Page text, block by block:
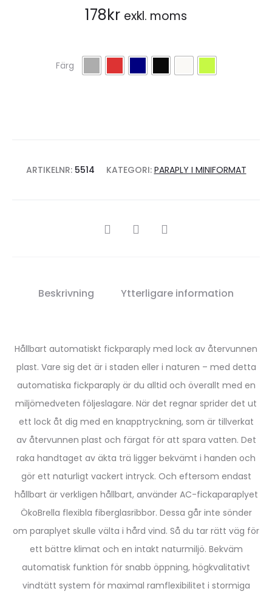
178kr exkl. moms
Färg
ARTIKELNR: 5514 KATEGORI: PARAPLY I MINIFORMAT
SHARE
Beskrivning Ytterligare information
Hållbart automatiskt fickparaply med lock av återvunnen
plast. Vare sig det är i staden eller i naturen – med detta
automatiska fickparaply är du alltid och överallt med en
miljömedveten följeslagare. När det regnar sprider det ut
ett lock åt dig med en knapptryckning, som är tillverkat
av återvunnen plast och färgat för att spara vatten. Det
raka handtaget av äkta trä ligger bekvämt i handen och
gör ett naturligt vackert intryck. Och eftersom endast
hållbart är verkligen hållbart, använder AC-fickaparaplyet
ÖkoBrella flexibla fiberglasribbor. Dessa går inte sönder
om paraplyet skulle välta i hård vind. Så du tar rätt väg för
ett bättre klimat och en intakt naturmiljö. Bekväm
automatisk funktion för snabb öppning, högkvalitativt
vindtätt system för maximal ramflexibilitet i stormiga